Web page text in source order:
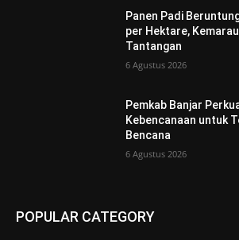
Panen Padi
per Hektare,
Tantangan
6 Agustus 2026
Pemkab Banjar
Kebencanaan untuk
Bencana
6 Agustus 2026
POPULAR CATEGORY